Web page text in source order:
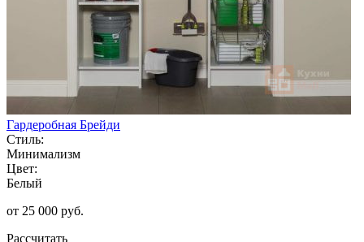
Гардеробная Брейди
Стиль:
Минимализм
Цвет:
Белый
от 25 000 руб.
Рассчитать